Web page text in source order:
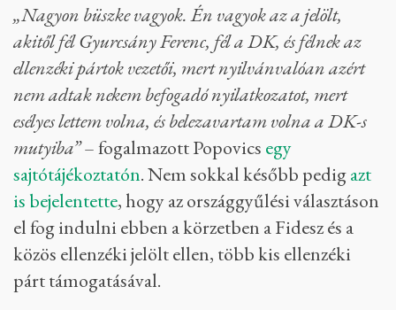
„Nagyon büszke vagyok. Én vagyok az a jelölt,
akitől fél Gyurcsány Ferenc, fél a DK, és félnek az
ellenzéki pártok vezetői, mert nyilvánvalóan azért
nem adtak nekem befogadó nyilatkozatot, mert
esélyes lettem volna, és belezavartam volna a DK-s
mutyiba”– fogalmazott Popovics egy
sajtótájékoztatón. Nem sokkal később pedigazt
is bejelentette, hogy az országgyűlési választáson
el fog indulni ebben a körzetben a Fidesz és a
közös ellenzéki jelölt ellen, több kis ellenzéki
párt támogatásával.